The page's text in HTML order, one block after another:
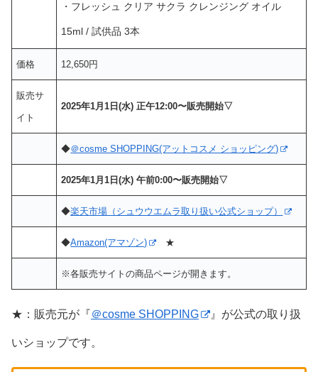
・フレッシュ クリア サクラ クレンジング オイル
15ml / 試供品 3本
価格 12,650円
販売サ
イト
2025年1月1日(水) 正午12:00〜販売開始▽
◆＠cosme SHOPPING(アットコスメ ショッピング)
2025年1月1日(水) 午前0:00〜販売開始▽
◆楽天市場（シュウウエムラ取り扱い公式ショップ）
◆Amazon(アマゾン) ★
※各販売サイトの商品ページが開きます。
★：販売元が『＠cosme SHOPPING 』が公式の取り扱
いショップです。